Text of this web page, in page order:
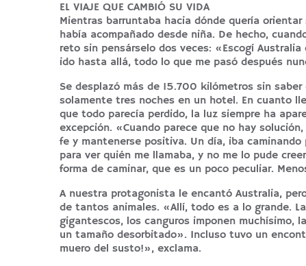
EL VIAJE QUE CAMBIÓ SU VIDA
Mientras barruntaba hacia dónde quería
había acompañado desde niña. De hecho,
reto sin pensárselo dos veces: «Escogí
ido hasta allá, todo lo que me pasó después
Se desplazó más de 15.700 kilómetros sin
solamente tres noches en un hotel. En cuanto
que todo parecía perdido, la luz siempre ha
excepción. «Cuando parece que no hay
fe y mantenerse positiva. Un día, iba caminando
para ver quién me llamaba, y no me lo pude
forma de caminar, que es un poco peculiar.
A nuestra protagonista le encantó Australia,
de tantos animales. «Allí, todo es a lo grande.
gigantescos, los canguros imponen muchísimo,
un tamaño desorbitado». Incluso tuvo un
muero del susto!», exclama.